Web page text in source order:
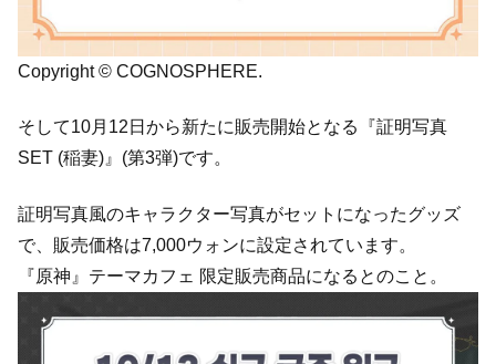
Copyright © COGNOSPHERE.
そして10月12日から新たに販売開始となる『証明写真
SET (稲妻)』(第3弾)です。
証明写真風のキャラクター写真がセットになったグッズ
で、販売価格は7,000ウォンに設定されています。
『原神』テーマカフェ 限定販売商品になるとのこと。